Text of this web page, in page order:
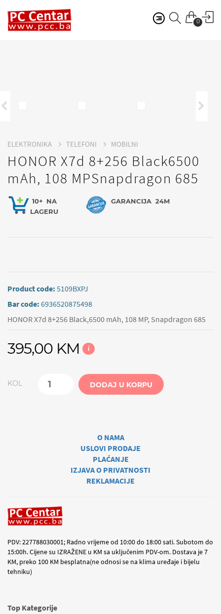
0
ELEKTRONIKA TELEFONI MOBILNI
HONOR X7d 8+256 Black6500
mAh, 108 MPSnapdragon 685
10+ NA
LAGERU
GARANCIJA 24M
Product code: 5109BXPJ
Bar code: 6936520875498
HONOR X7d 8+256 Black,6500 mAh, 108 MP, Snapdragon 685
395,00 KM i
KOL DODAJ U KORPU
O NAMA
USLOVI PRODAJE
PLAĆANJE
IZJAVA O PRIVATNOSTI
REKLAMACIJE
PDV: 227788030001; Radno vrijeme od 10:00 do 18:00 sati. Subotom do
15:00h. Cijene su IZRAŽENE u KM sa uključenim PDV-om. Dostava je 7
KM, preko 100 KM besplatna(ne odnosi se na klima uređaje i bijelu
tehniku)
Top Kategorije